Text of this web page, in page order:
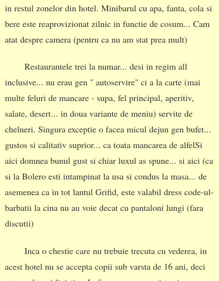
in restul zonelor din hotel. Minibarul cu apa, fanta, cola si
bere este reaprovizionat zilnic in functie de cosum... Cam
atat despre camera (pentru ca nu am stat prea mult)
Restaurantele trei la numar... desi in regim all
inclusive... nu erau gen " autoservire" ci a la carte (mai
multe feluri de mancare - supa, fel principal, aperitiv,
salate, desert... in doua variante de meniu) servite de
chelneri. Singura exceptie o facea micul dejun gen bufet...
gustos si calitativ suprior... ca toata mancarea de alfelSi
aici domnea bunul gust si chiar luxul as spune... si aici (ca
si la Bolero esti intampinat la usa si condus la masa... de
asemenea ca in tot lantul Grifid, este valabil dress code-ul-
barbatii la cina nu au voie decat cu pantaloni lungi (fara
discutii)
Inca o chestie care nu trebuie trecuta cu vederea, in
acest hotel nu se accepta copii sub varsta de 16 ani, deci